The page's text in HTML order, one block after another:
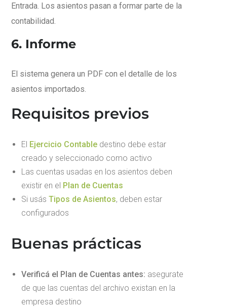
Entrada. Los asientos pasan a formar parte de la
contabilidad.
6. Informe
El sistema genera un PDF con el detalle de los
asientos importados.
Requisitos previos
El Ejercicio Contable destino debe estar
creado y seleccionado como activo
Las cuentas usadas en los asientos deben
existir en el Plan de Cuentas
Si usás Tipos de Asientos, deben estar
configurados
Buenas prácticas
Verificá el Plan de Cuentas antes: asegurate
de que las cuentas del archivo existan en la
empresa destino